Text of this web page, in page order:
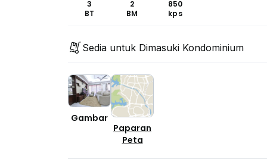
3
BT
2
BM
850
kps
Sedia untuk Dimasuki Kondominium
Gambar
Paparan
Peta